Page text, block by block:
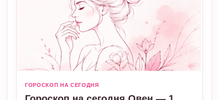
ГОРОСКОП НА СЕГОДНЯ